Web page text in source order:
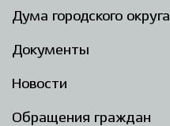
Дума городского округа
Документы
Новости
Обращения граждан